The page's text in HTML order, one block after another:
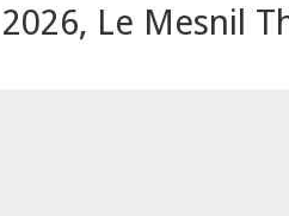
Le Mesnil